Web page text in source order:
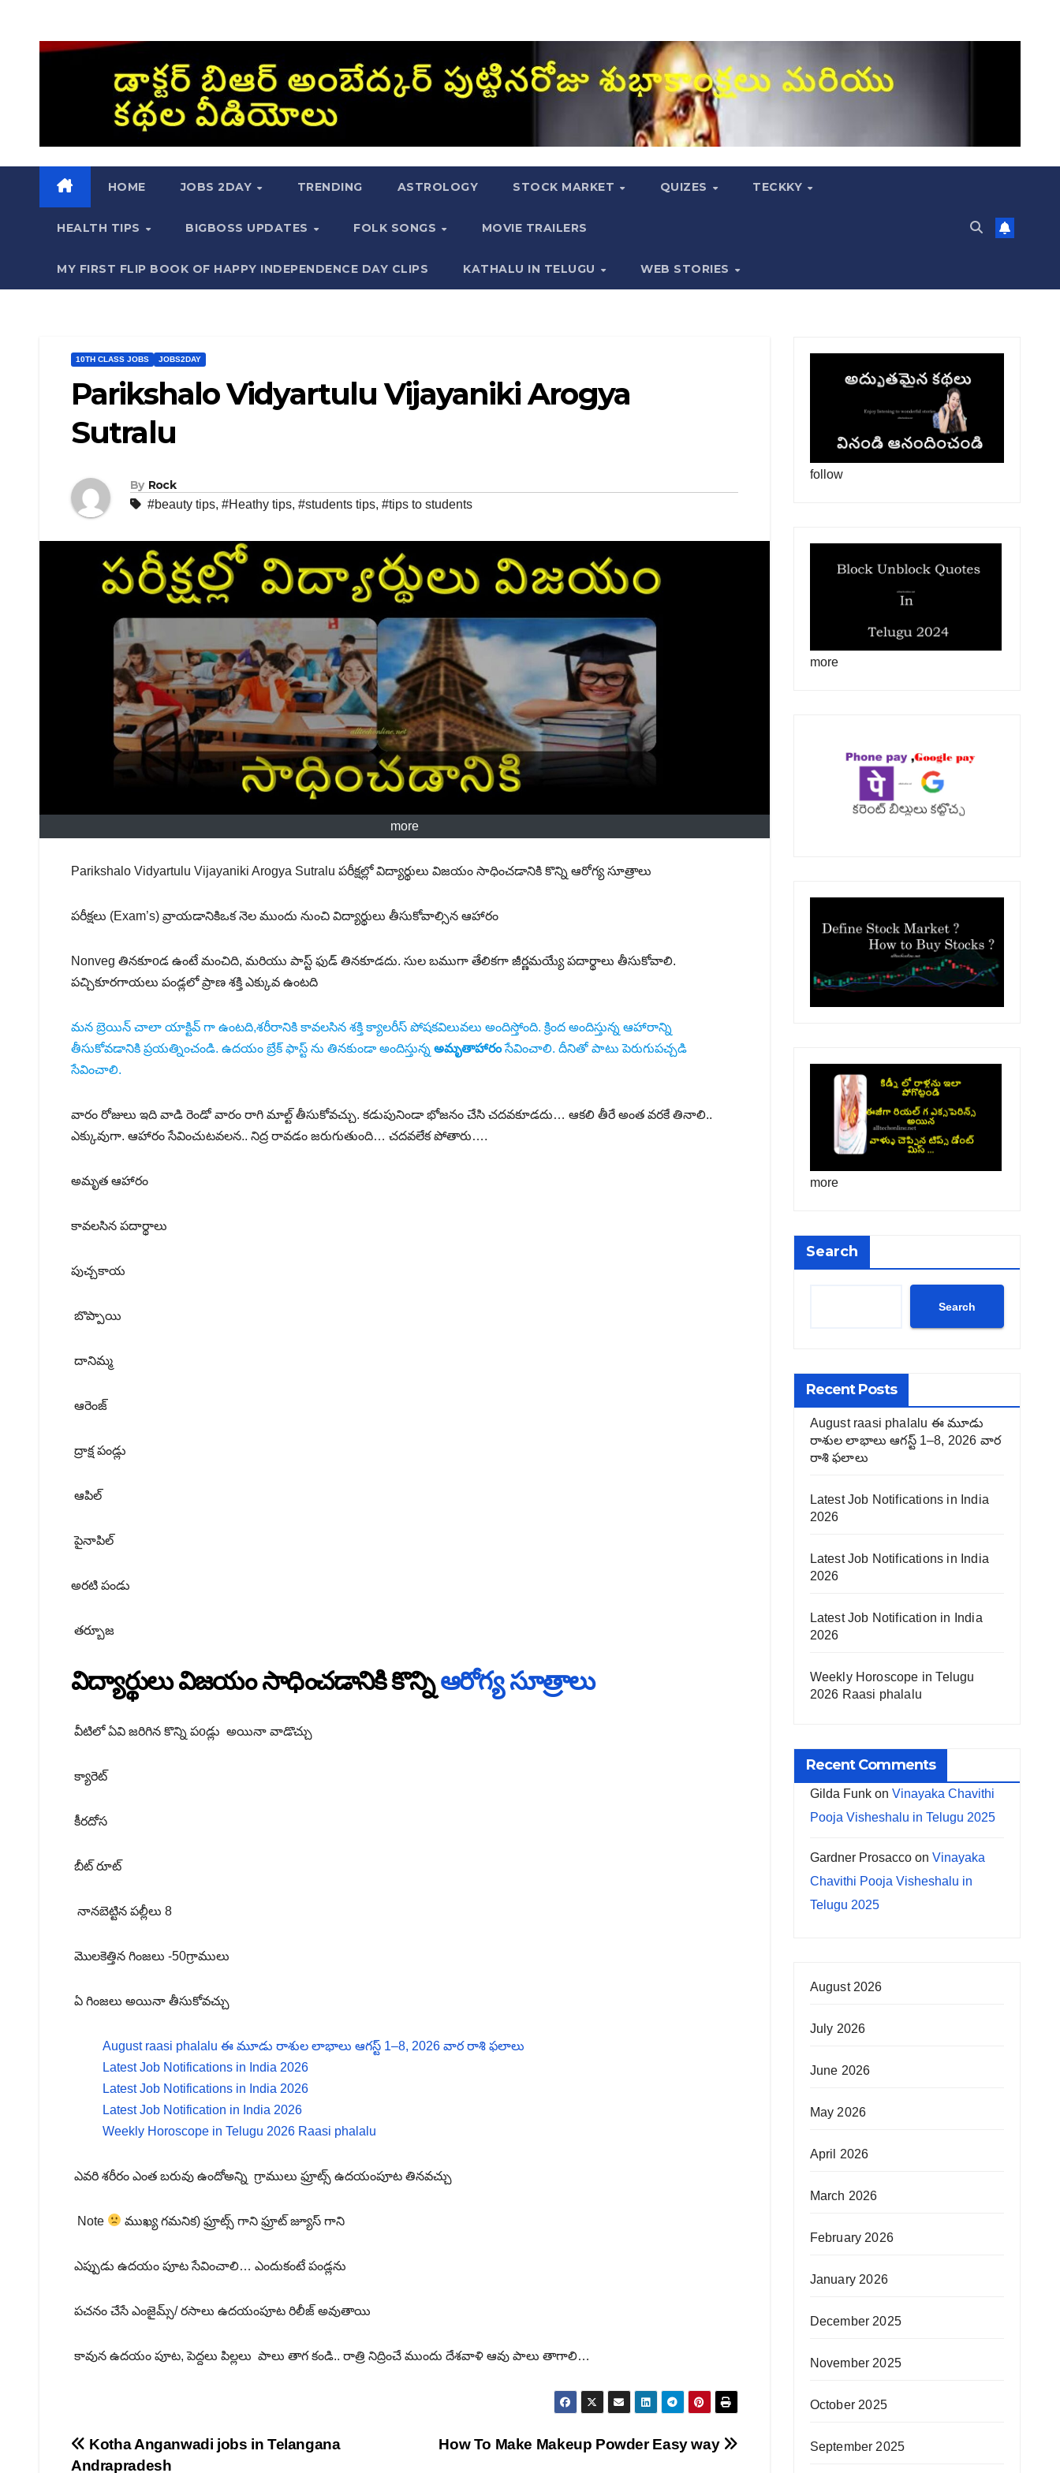
HOME JOBS 2DAY TRENDING ASTROLOGY STOCK MARKET QUIZES TECKKY
HEALTH TIPS BIGBOSS UPDATES FOLK SONGS MOVIE TRAILERS
MY FIRST FLIP BOOK OF HAPPY INDEPENDENCE DAY CLIPS KATHALU IN TELUGU WEB STORIES
10TH CLASS JOBS JOBS2DAY
Parikshalo Vidyartulu Vijayaniki Arogya
Sutralu
By Rock
#beauty tips, #Heathy tips, #students tips, #tips to students
more
Parikshalo Vidyartulu Vijayaniki Arogya Sutralu పరీక్షల్లో విద్యార్థులు విజయం సాధించడానికి కొన్ని ఆరోగ్య సూత్రాలు
పరీక్షలు (Exam’s) వ్రాయడానికిఒక నెల ముందు నుంచి విద్యార్థులు తీసుకోవాల్సిన ఆహారం
Nonveg తినకూoడ ఉంటే మంచిది, మరియు పాస్ట్ ఫుడ్ తినకూడదు. సుల బముగా తేలికగా జీర్ణమయ్యే పదార్థాలు తీసుకోవాలి.
పచ్చికూరగాయలు పండ్లలో ప్రాణ శక్తి ఎక్కువ ఉంటది
మన బ్రెయిన్ చాలా యాక్టివ్ గా ఉంటది,శరీరానికి కావలసిన శక్తి క్యాలరీస్ పోషకవిలువలు అందిస్తోంది. క్రింద అందిస్తున్న ఆహారాన్ని
తీసుకోవడానికి ప్రయత్నించండి. ఉదయం బ్రేక్ ఫాస్ట్ ను తినకుండా అందిస్తున్న అమృతాహారంసేవించాలి. దీనితో పాటు పెరుగుపచ్చడి
సేవించాలి.
వారం రోజులు ఇది వాడి రెండో వారం రాగి మాల్ట్ తీసుకోవచ్చు. కడుపునిండా భోజనం చేసి చదవకూడదు… ఆకలి తీరే అంత వరకే తినాలి..
ఎక్కువుగా. ఆహారం సేవించుటవలన.. నిద్ర రావడం జరుగుతుంది… చదవలేక పోతారు….
అమృత ఆహారం
కావలసిన పదార్థాలు
పుచ్చకాయ
బొప్పాయి
దానిమ్మ
ఆరెంజ్
ద్రాక్ష పండ్లు
ఆపిల్
పైనాపిల్
అరటి పండు
తర్బూజ
విద్యార్థులు విజయం సాధించడానికి కొన్నిఆరోగ్య సూత్రాలు
వీటిలో ఏవి జరిగిన కొన్ని పoడ్లు అయినా వాడొచ్చు
క్యారెట్
కీరదోస
బీట్ రూట్
నానబెట్టిన పల్లీలు 8
మొలకెత్తిన గింజలు -50గ్రాములు
ఏ గింజలు అయినా తీసుకోవచ్చు
August raasi phalalu ఈ మూడు రాశుల లాభాలు ఆగస్ట్ 1–8, 2026 వార రాశి ఫలాలు
Latest Job Notifications in India 2026
Latest Job Notifications in India 2026
Latest Job Notification in India 2026
Weekly Horoscope in Telugu 2026 Raasi phalalu
ఎవరి శరీరం ఎంత బరువు ఉందోఅన్ని గ్రాములు ఫ్రూట్స్ ఉదయంపూట తినవచ్చు
Note ముఖ్య గమనిక) ఫ్రూట్స్ గాని ఫ్రూట్ జ్యూస్ గాని
ఎప్పుడు ఉదయం పూట సేవించాలి… ఎందుకంటే పండ్లను
పచనం చేసే ఎంజైమ్స్/ రసాలు ఉదయంపూట రిలీజ్ అవుతాయి
కావున ఉదయం పూట, పెద్దలు పిల్లలు పాలు తాగ కండి.. రాత్రి నిద్రించే ముందు దేశవాళి ఆవు పాలు తాగాలి…
Post
How To Make Makeup Powder Easy way
Kotha Anganwadi jobs in Telangana
Andrapradesh
follow
more
more
Search
Search
Recent Posts
August raasi phalalu ఈ మూడు
రాశుల లాభాలు ఆగస్ట్ 1–8, 2026 వార
రాశి ఫలాలు
Latest Job Notifications in India
2026
Latest Job Notifications in India
2026
Latest Job Notification in India
2026
Weekly Horoscope in Telugu
2026 Raasi phalalu
Recent Comments
Gilda Funkon Vinayaka Chavithi
Pooja Visheshalu in Telugu 2025
Gardner Prosaccoon Vinayaka
Chavithi Pooja Visheshalu in
Telugu 2025
August 2026
July 2026
June 2026
May 2026
April 2026
March 2026
February 2026
January 2026
December 2025
November 2025
October 2025
September 2025